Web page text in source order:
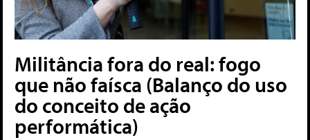
Militância fora do real: fogo
que não faísca (Balanço do uso
do conceito de ação
performática)